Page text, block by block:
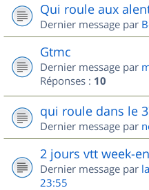
Qui roule aux
Dernier message par
Gtmc
Dernier message par
Réponses : 10
qui roule dans le
Dernier message par
2 jours vtt week-
Dernier message par
23:55